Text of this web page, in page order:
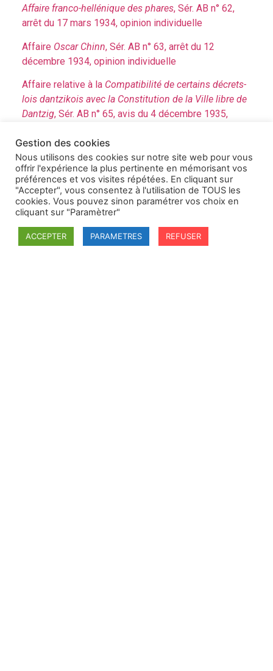
Affaire franco-hellénique des phares, Sér. AB n° 62,
arrêt du 17 mars 1934, opinion individuelle
Affaire Oscar Chinn, Sér. AB n° 63, arrêt du 12
décembre 1934, opinion individuelle
Affaire relative à la Compatibilité de certains décrets-
lois dantzikois avec la Constitution de la Ville libre de
Dantzig, Sér. AB n° 65, avis du 4 décembre 1935,
AffairePajzs, Csaky, Esterhazy
, Sér. AB n° 68, arrêt du
16 décembre 1936, opinion individuelle
Affaire desPrises d’eau à la Meuse, Sér. AB n° 70,
arrêt du 28 juin 1937, opinion dissidente
Affaire de la
Compagnie d’électricité de Sofia et de
Bulgarie , Sér. AB n° 77, arrêt du 4 avril 1939, opinion
Gestion des cookies
Nous utilisons des cookies sur notre site web pour vous
offrir l'expérience la plus pertinente en mémorisant vos
préférences et vos visites répétées. En cliquant sur
"Accepter", vous consentez à l'utilisation de TOUS les
cookies. Vous pouvez sinon paramétrer vos choix en
cliquant sur "Paramètrer"
ACCEPTER PARAMETRES REFUSER